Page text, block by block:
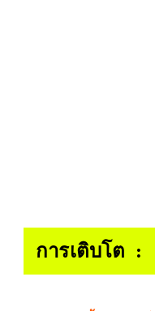
การเติบโต :